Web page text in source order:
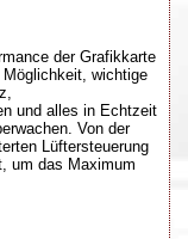
der Grafikkarte
wichtige
und alles in Echtzeit
Von der
Lüftersteuerung
um das Maximum